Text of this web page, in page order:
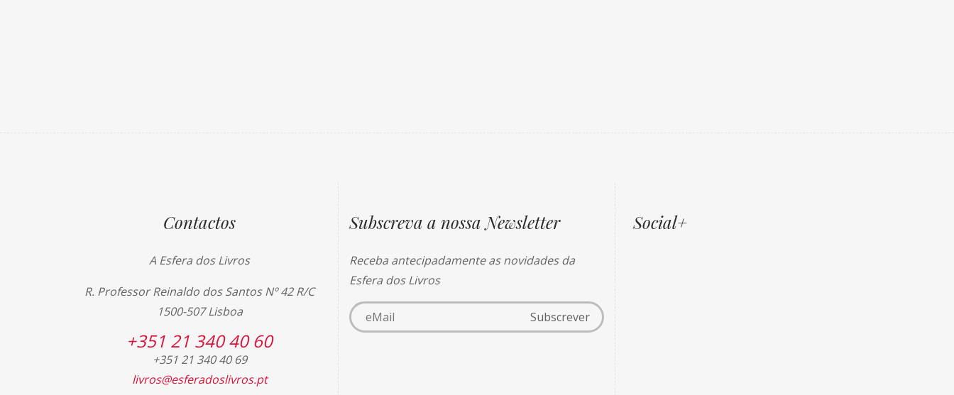
Contactos
A Esfera dos Livros
R. Professor Reinaldo dos Santos Nº 42 R/C
1500-507 Lisboa
+351 21 340 40 60
+351 21 340 40 69
livros@esferadoslivros.pt
Subscreva a nossa Newsletter
Receba antecipadamente as novidades da
Esfera dos Livros
Social+